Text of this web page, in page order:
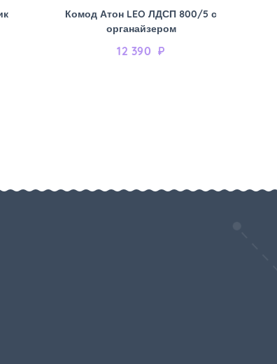
Комод Атон LEO ЛДСП 800/5 с
органайзером
12 390 ₽